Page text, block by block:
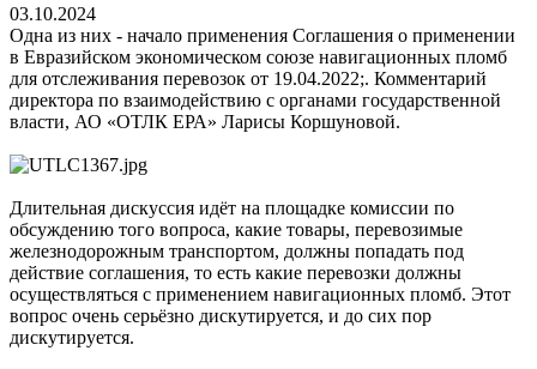
03.10.2024
Одна из них - начало применения Соглашения о применении
в Евразийском экономическом союзе навигационных пломб
для отслеживания перевозок от 19.04.2022;. Комментарий
директора по взаимодействию с органами государственной
власти, АО «ОТЛК ЕРА» Ларисы Коршуновой.
Длительная дискуссия идёт на площадке комиссии по
обсуждению того вопроса, какие товары, перевозимые
железнодорожным транспортом, должны попадать под
действие соглашения, то есть какие перевозки должны
осуществляться с применением навигационных пломб. Этот
вопрос очень серьёзно дискутируется, и до сих пор
дискутируется.